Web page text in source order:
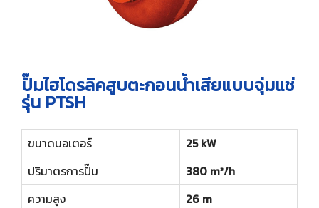
ปั๊มไฮโดรลิคสูบตะกอนน้ำเสียแบบจุ่มแช่
รุ่น PTSH
ขนาดมอเตอร์
25 kW
ปริมาตรการปั๊ม
380 m³/h
ความสูง
26 m